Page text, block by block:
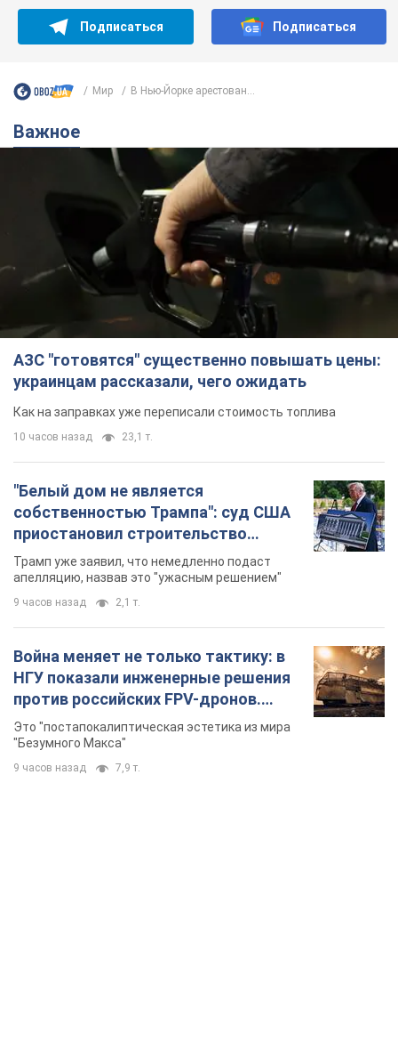
Подписаться Подписаться
Мир В Нью-Йорке арестован...
Важное
АЗС "готовятся" существенно повышать цены:
украинцам рассказали, чего ожидать
Как на заправках уже переписали стоимость топлива
10 часов назад 23,1 т.
"Белый дом не является
собственностью Трампа": суд США
приостановил строительство
бального зала стоимостью 400 млн
долларов
Трамп уже заявил, что немедленно подаст
апелляцию, назвав это "ужасным решением"
9 часов назад 2,1 т.
Война меняет не только тактику: в
НГУ показали инженерные решения
против российских FPV-дронов.
Фото
Это "постапокалиптическая эстетика из мира
"Безумного Макса"
9 часов назад 7,9 т.